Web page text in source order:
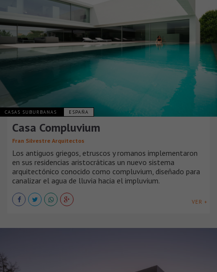
CASAS SUBURBANAS ESPAÑA
Casa Compluvium
Fran Silvestre Arquitectos
Los antiguos griegos, etruscos y romanos implementaron
en sus residencias aristocráticas un nuevo sistema
arquitectónico conocido como compluvium, diseñado para
canalizar el agua de lluvia hacia el impluvium.
VER +